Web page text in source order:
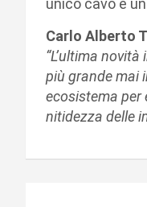
unico cavo e
Carlo Alberto
“L’ultima
più grande mai
ecosistema per
nitidezza delle